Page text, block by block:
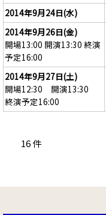
2014年9月24日(水)
2014年9月26日(金)
開場13:00 開演13:30 終演
予定16:00
2014年9月27日(土)
開場12:30 開演13:30
終演予定16:00
16 件